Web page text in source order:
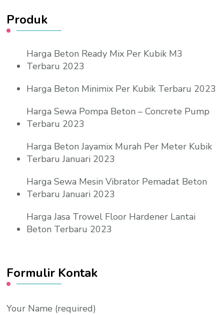
Produk
Harga Beton Ready Mix Per Kubik M3
Terbaru 2023
Harga Beton Minimix Per Kubik Terbaru 2023
Harga Sewa Pompa Beton – Concrete Pump
Terbaru 2023
Harga Beton Jayamix Murah Per Meter Kubik
Terbaru Januari 2023
Harga Sewa Mesin Vibrator Pemadat Beton
Terbaru Januari 2023
Harga Jasa Trowel Floor Hardener Lantai
Beton Terbaru 2023
Formulir Kontak
Your Name (required)